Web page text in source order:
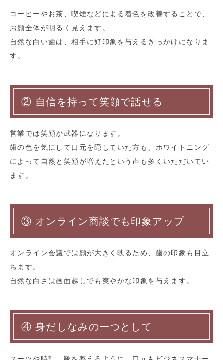
コーヒーやお茶、喫煙などによる着色を改善することで、
お顔全体が明るく見えます。
自然な白い歯は、相手に好印象を与えるきっかけになりま
す。
② 自信を持って笑顔で話せる
営業では笑顔が武器になります。
歯の色を気にして口元を隠していた方も、ホワイトニング
によって自然と笑顔が増えたという声も多くいただいてい
ます。
③ オンライン商談でも印象アップ
オンライン会議では顔が大きく映るため、歯の印象も目立
ちます。
自然な白さは画面越しでも爽やかな印象を与えます。
④ 身だしなみの一つとして